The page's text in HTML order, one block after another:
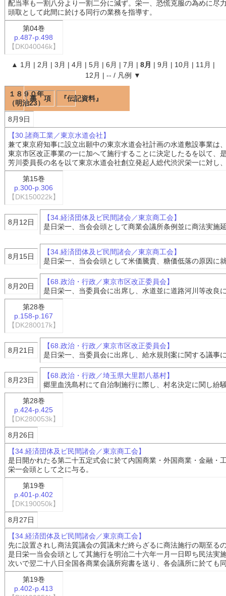
配当率も一割八分より一割二分に減ず。栄一、恐慌克服の為めに尽
頭取として此間に於ける同行の業務を指導す。
第04巻
p.487-p.498
【DK040046k】
▲ 1月 | 2月 | 3月 | 4月 | 5月 | 6月 | 7月 | 8月 | 9月 | 10月 | 11月 |
12月 | -- / 凡例 ▼
１８９０年
（明治23）
事 項 『伝記資料』
8月9日
【30.諸商工業／東京水道会社】
兼て東京府知事に設立出願中の東京水道会社計画の水道敷設事業は
東京市区改正事業の一に加へて施行することに決定したるを以て、
芳川委員長の名を以て東京水道会社創立発起人総代渋沢栄一に対し
第15巻
p.300-p.306
【DK150022k】
8月12日
【34.経済団体及ビ民間諸会／東京商工会】
是日栄一、当会会頭として商業会議所条例並に商法実施
8月15日
【34.経済団体及ビ民間諸会／東京商工会】
是日栄一、当会会頭として米価騰貴、糖価低落の原因に
8月20日
【68.政治・行政／東京市区改正委員会】
是日栄一、当委員会に出席し、水道並に道路河川等改良
第28巻
p.158-p.167
【DK280017k】
8月21日
【68.政治・行政／東京市区改正委員会】
是日栄一、当委員会に出席し、給水規則案に関する議事
8月23日
【68.政治・行政／埼玉県大里郡八基村】
郷里血洗島村にて自治制施行に際し、村名決定に関し紛
第28巻
p.424-p.425
【DK280053k】
8月26日
【34.経済団体及ビ民間諸会／東京商工会】
是日開かれたる第二十五定式会に於て内国商業・外国商業・金融・
栄一会頭として之に与る。
第19巻
p.401-p.402
【DK190050k】
8月27日
【34.経済団体及ビ民間諸会／東京商工会】
先に設置されし商法質議会の質議未だ終らざるに商法施行の期至る
是日栄一当会会頭として其施行を明治二十六年一月一日即ち民法実
次いで翌二十八日全国各商業会議所宛書を送り、各会議所に於ても
第19巻
p.402-p.413